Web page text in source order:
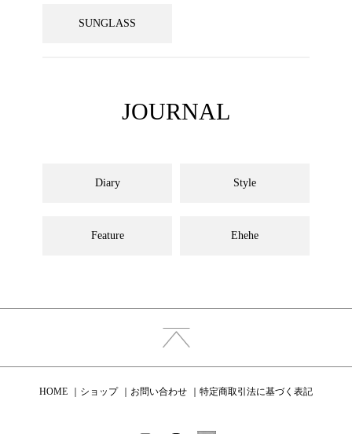
SUNGLASS
JOURNAL
Diary Style
Feature Ehehe
HOME ショップ お問い合わせ 特定商取引法に基づく表記